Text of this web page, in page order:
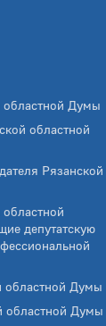
областной Думы
областной
Рязанской
депутатскую
областной Думы
областной Думы